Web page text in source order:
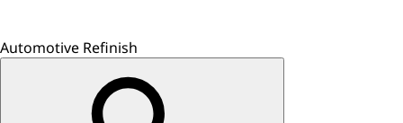
Automotive Refinish